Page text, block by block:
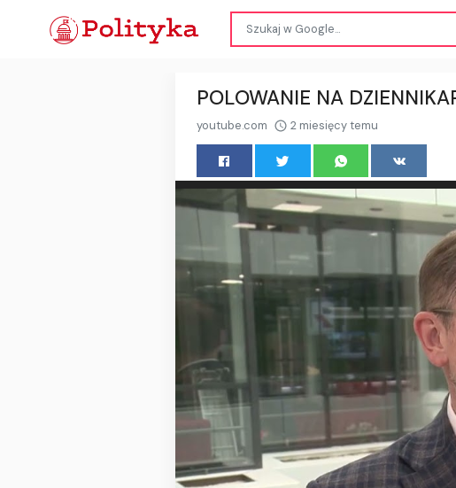
POLOWANIE NA
youtube.com 2 miesięcy temu